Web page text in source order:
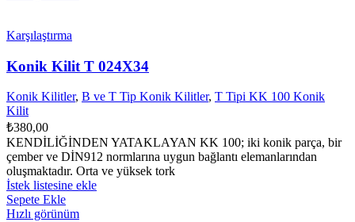
Karşılaştırma
Konik Kilit T 024X34
Konik Kilitler, B ve T Tip Konik Kilitler, T Tipi KK 100 Konik
Kilit
₺380,00
KENDİLİĞİNDEN YATAKLAYAN KK 100; iki konik parça, bir
çember ve DİN912 normlarına uygun bağlantı elemanlarından
oluşmaktadır. Orta ve yüksek tork
İstek listesine ekle
Sepete Ekle
Hızlı görünüm